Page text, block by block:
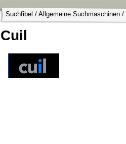
Suchfibel / Allgemeine Suchmaschinen /
Cuil